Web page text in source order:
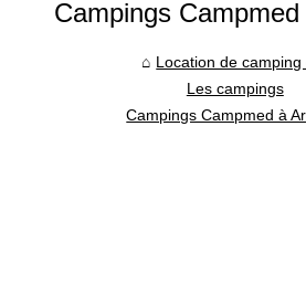
Campings
Location de camping
Les campings
Campings Campmed à